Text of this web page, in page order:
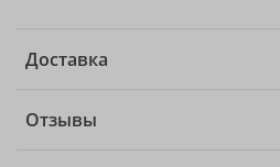
Доставка
Отзывы